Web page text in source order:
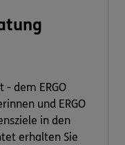
- dem ERGO
und ERGO
in den
erhalten Sie